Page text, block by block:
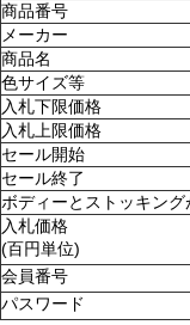
商品番号
メーカー
商品名
色サイズ等
入札下限価格
入札上限価格
セール開始
セール終了
ボディーとストッキン
入札価格
(百円単位)
会員番号
パスワード